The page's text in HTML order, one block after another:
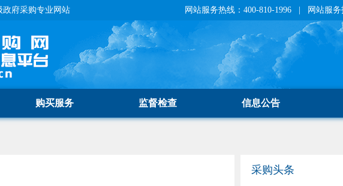
政府采购专业网站 网站服务热线：400-810-1996 | 网站服务
购买服务 监督检查 信息公告
采购头条